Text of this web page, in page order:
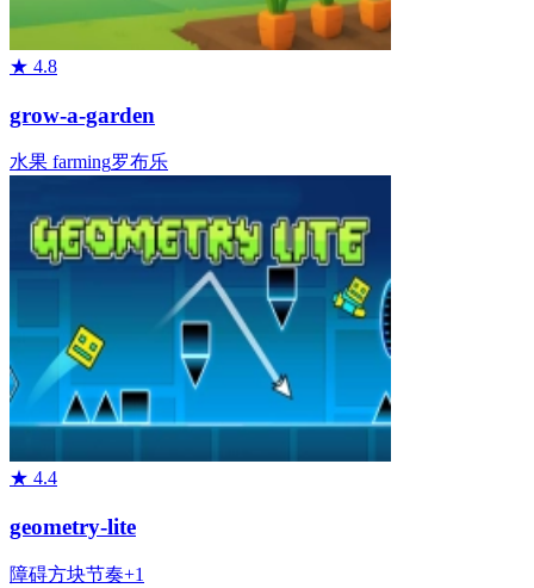
★ 4.8
grow-a-garden
水果 farming罗布乐
★ 4.4
geometry-lite
障碍方块节奏+1